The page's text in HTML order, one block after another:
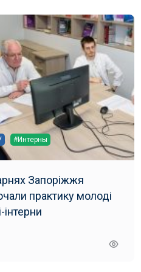
#Интерны
Запоріжжя
практику молоді
інтерни